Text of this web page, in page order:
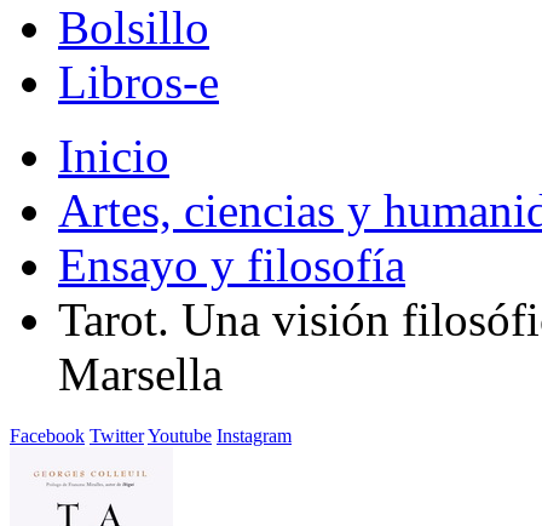
Bolsillo
Libros-e
Inicio
Artes, ciencias y
Ensayo y filosofía
Tarot. Una visión
Marsella
Facebook TwitterYoutube Instagram